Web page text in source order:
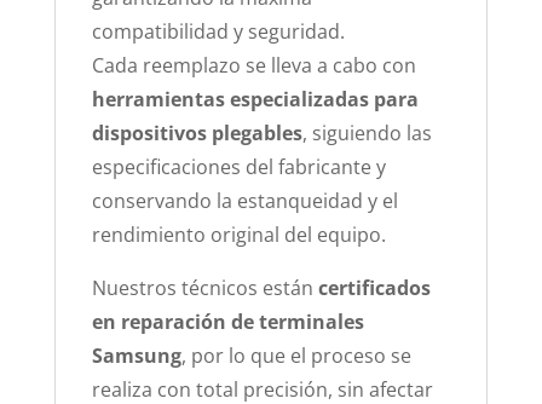
compatibilidad y seguridad.
Cada reemplazo se lleva a cabo con
herramientas especializadas para
dispositivos plegables, siguiendo las
especificaciones del fabricante y
conservando la estanqueidad y el
rendimiento original del equipo.
Nuestros técnicos están certificados
en reparación de terminales
Samsung, por lo que el proceso se
realiza con total precisión, sin afectar